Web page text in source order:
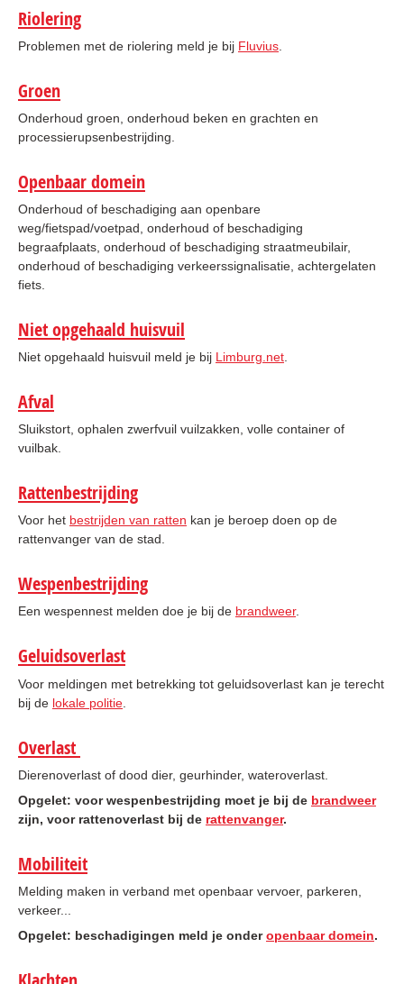
Riolering
Problemen met de riolering meld je bij Fluvius
Groen
Onderhoud groen, onderhoud beken en grachten en
processierupsenbestrijding.
Openbaar domein
Onderhoud of beschadiging aan openbare
weg/fietspad/voetpad, onderhoud of beschadiging
begraafplaats, onderhoud of beschadiging straatmeubilair,
onderhoud of beschadiging verkeerssignalisatie, achtergelaten
fiets.
Niet opgehaald huisvuil
Niet opgehaald huisvuil meld je bij Limburg.net.
Afval
Sluikstort, ophalen zwerfvuil vuilzakken, volle container of
vuilbak.
Rattenbestrijding
Voor het bestrijden van ratten kan je beroep doen op de
rattenvanger van de stad.
Wespenbestrijding
Een wespennest melden doe je bij de brandweer.
Geluidsoverlast
Voor meldingen met betrekking tot geluidsoverlast kan je terecht
bij de lokale politie
Overlast
Dierenoverlast of dood dier, geurhinder, wateroverlast.
Opgelet: voor wespenbestrijding moet je bij de brandweer
zijn, voor rattenoverlast bij de rattenvanger.
Mobiliteit
Melding maken in verband met openbaar vervoer, parkeren,
verkeer...
Opgelet: beschadigingen meld je onderopenbaar domein.